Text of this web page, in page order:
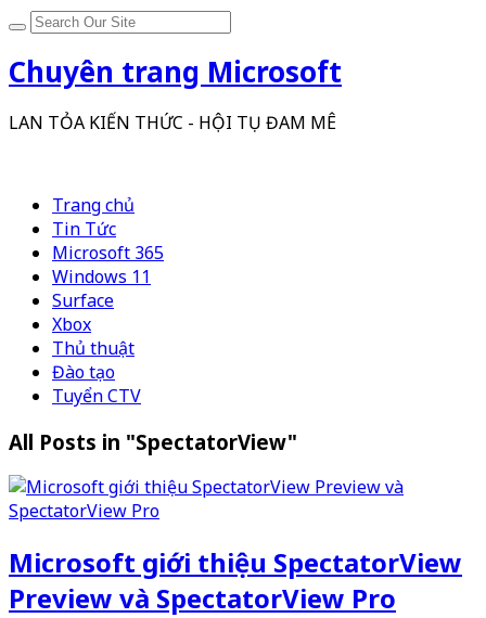
Chuyên trang Microsoft
LAN TỎA KIẾN THỨC - HỘI TỤ ĐAM MÊ
Trang chủ
Tin Tức
Microsoft 365
Windows 11
Surface
Xbox
Thủ thuật
Đào tạo
Tuyển CTV
All Posts in "SpectatorView"
Microsoft giới thiệu SpectatorView
Preview và SpectatorView Pro